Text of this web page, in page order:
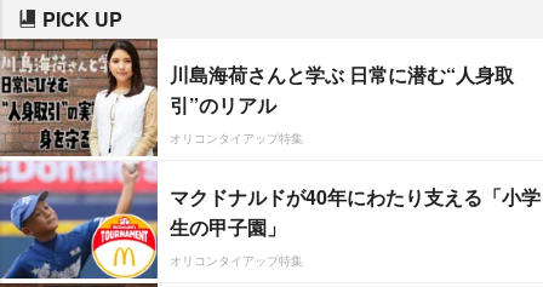
PICK UP
川島海荷さんと学ぶ 日常に潜む“人身取
引”のリアル
オリコンタイアップ特集
マクドナルドが40年にわたり支える「小学
生の甲子園」
オリコンタイアップ特集